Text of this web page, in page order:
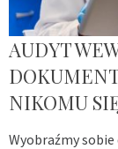
AUDYT
NIKOMU
Wyobraźmy